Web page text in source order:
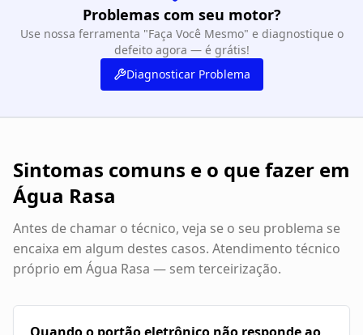
Problemas com seu motor?
Use nossa ferramenta "Faça Você Mesmo" e diagnostique o
defeito agora — é grátis!
Diagnosticar Problema
Sintomas comuns e o que fazer em
Água Rasa
Antes de chamar o técnico, veja se o seu problema se
encaixa em algum destes casos. Atendimento técnico
próprio em Água Rasa — sem terceirização.